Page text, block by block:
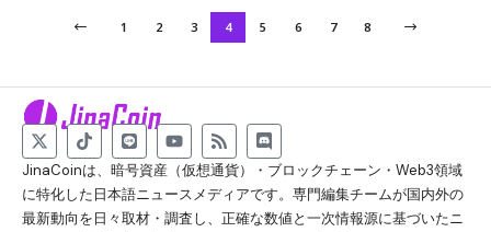
1 2 3 4 5 6 7 8
JinaCoinは、暗号資産（仮想通貨）・ブロックチェーン・Web3領域
に特化した日本語ニュースメディアです。専門編集チームが国内外の
最新動向を日々取材・調査し、正確な数値と一次情報源に基づいたニ